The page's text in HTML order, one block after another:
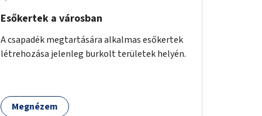
hangulatot, amiből már könnyebb lesz
elképzelni a következő lépést egészen addig,
zöldítések nem létesülnek a Mester utcában.
Esőkertek a városban
A csapadék megtartására alkalmas esőkertek
létrehozása jelenleg burkolt területek helyén.
Megnézem